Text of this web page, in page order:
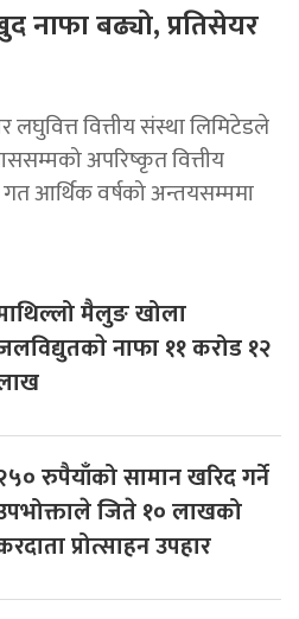
नाफा बढ्यो, प्रतिसेयर
लघुवित्त वित्तीय संस्था लिमिटेडले
अपरिष्कृत वित्तीय
आर्थिक वर्षको अन्तयसम्ममा
मैलुङ खोला
नाफा ११ करोड १२
रुपैयाँको सामान खरिद गर्ने
जिते १० लाखको
प्रोत्साहन उपहार